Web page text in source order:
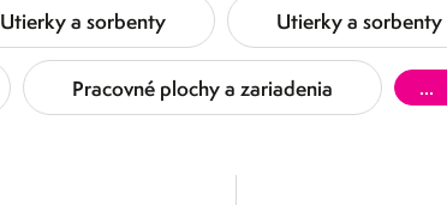
Utierky a sorbenty Utierky a sorbenty
Pracovné plochy a zariadenia